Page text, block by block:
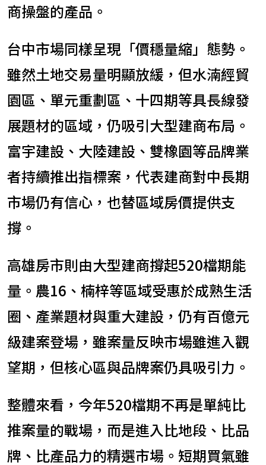
商操盤的產品。
台中市場同樣呈現「價穩量縮」態勢。
雖然土地交易量明顯放緩，但水湳經貿
園區、單元重劃區、十四期等具長線發
展題材的區域，仍吸引大型建商布局。
富宇建設、大陸建設、雙橡園等品牌業
者持續推出指標案，代表建商對中長期
市場仍有信心，也替區域房價提供支
撐。
高雄房市則由大型建商撐起520檔期能
量。農16、楠梓等區域受惠於成熟生活
圈、產業題材與重大建設，仍有百億元
級建案登場，雖案量反映市場雖進入觀
望期，但核心區與品牌案仍具吸引力。
整體來看，今年520檔期不再是單純比
推案量的戰場，而是進入比地段、比品
牌、比產品力的精選市場。短期買氣雖